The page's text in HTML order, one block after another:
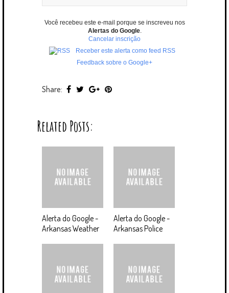
Você recebeu este e-mail porque se inscreveu nos
Alertas do Google.
Cancelar inscrição
Receber este alerta como feed RSS
Feedback sobre o Google+
Share:
Related Posts:
Alerta do Google -
Arkansas Weather
Alerta do Google -
Arkansas Police